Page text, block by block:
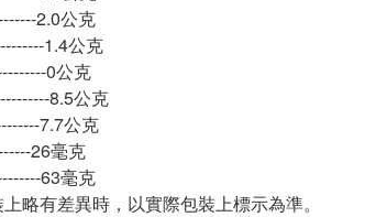
2.0公克
1.4公克
0公克
8.5公克
7.7公克
26毫克
63毫克
略有差異時，以實際包裝上標示為準。